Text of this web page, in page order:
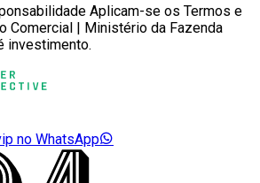
Aplicam-se os Termos e
Comercial | Ministério da Fazenda
investimento.
no WhatsApp